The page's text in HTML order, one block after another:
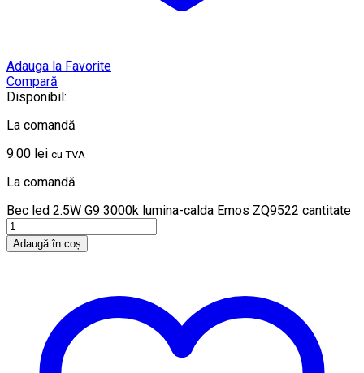
Adauga la Favorite
Compară
Disponibil:
La comandă
9.00 lei cu TVA
La comandă
Bec led 2.5W G9 3000k lumina-calda Emos ZQ9522 cantitate
Adaugă în coș